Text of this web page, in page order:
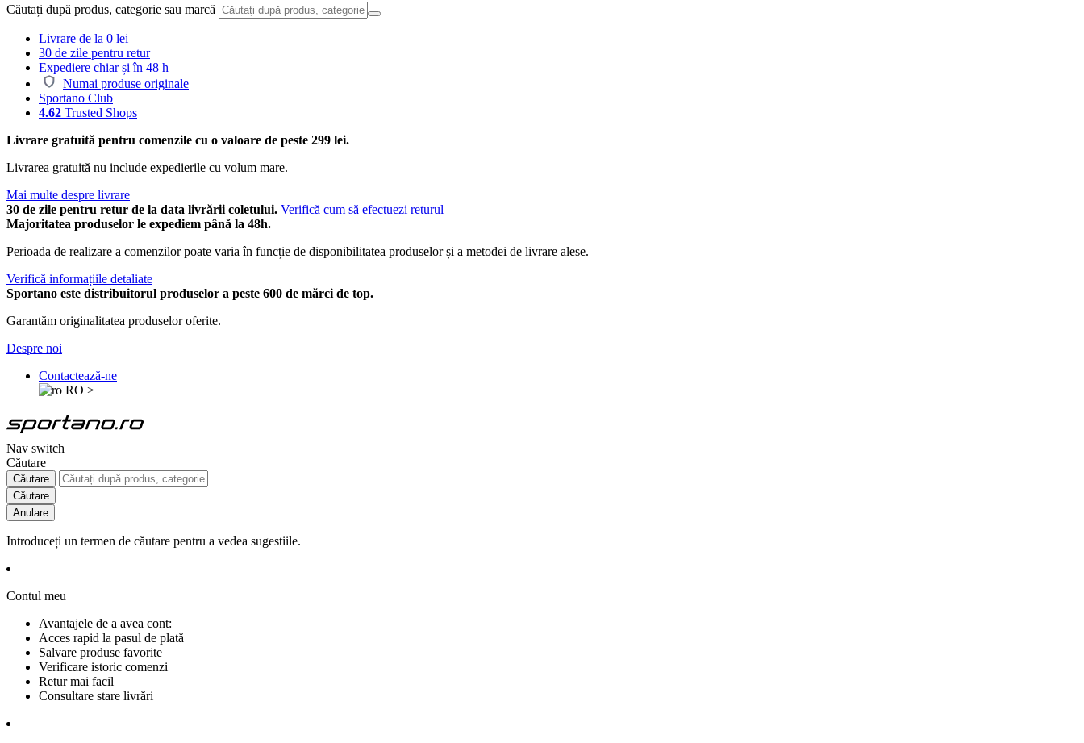
Căutați după produs, categorie sau marcă
Livrare de la 0 lei
30 de zile pentru retur
Expediere chiar și în 48 h
Numai produse originale
Sportano Club
4.62 Trusted Shops
Livrare gratuită pentru comenzile cu o valoare de peste 299 lei.
Livrarea gratuită nu include expedierile cu volum mare.
Mai multe despre livrare
30 de zile pentru retur de la data livrării coletului. Verifică cum să efectuezi returul
Majoritatea produselor le expediem până la 48h.
Perioada de realizare a comenzilor poate varia în funcție de disponibilitatea produselor și a metodei de livrare alese.
Verifică informațiile detaliate
Sportano este distribuitorul produselor a peste 600 de mărci de top.
Garantăm originalitatea produselor oferite.
Despre noi
Contactează-ne
RO >
Nav switch
Căutare
Căutare
Căutare
Anulare
Introduceți un termen de căutare pentru a vedea sugestiile.
Contul meu
Avantajele de a avea cont:
Acces rapid la pasul de plată
Salvare produse favorite
Verificare istoric comenzi
Retur mai facil
Consultare stare livrări